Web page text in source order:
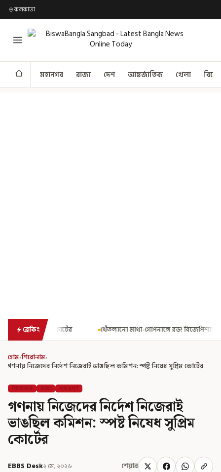
কলকাতা
মহানগর রাজ্য দেশ আন্তর্জাতিক খেলা
ব্রেকিং
থেঁতলানো মাথা-গোপনাঙ্গে রড! বিজেপিশাসিত অসমে নাবালিকার নৃশংস
হোম›শিরোনাম›
গণনায় নিজেদের নির্দেশ নিজেরাই ভাঙছিল কমিশন: স্পষ্ট নিষেধ সুপ্রিম কোর্টের
শিরোনাম রাজ্য গুরুত্বপূর্ণ
গণনায় নিজেদের নির্দেশ নিজেরাই
ভাঙছিল কমিশন: স্পষ্ট নিষেধ সুপ্রিম
কোর্টের
EBBS Desk২ মে, ২০২৬ শেয়ার